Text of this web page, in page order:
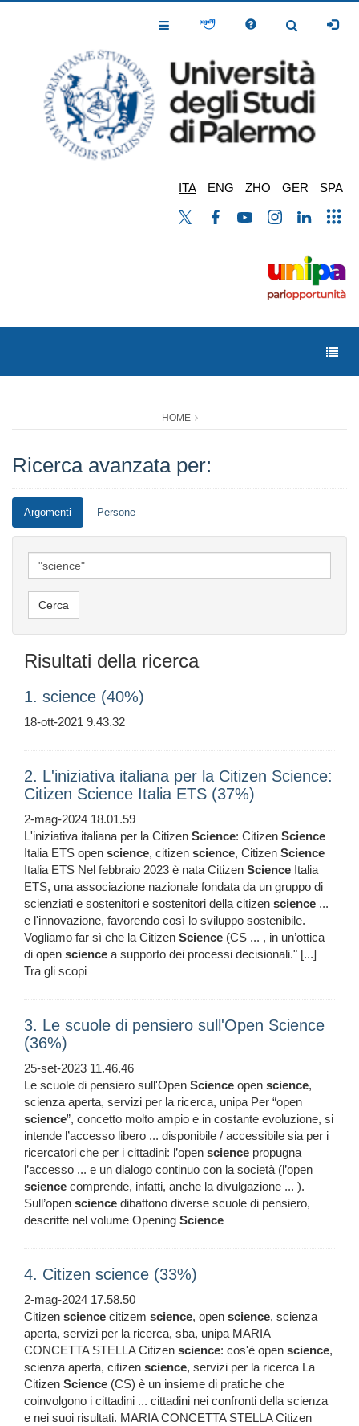
Toggle
Toggle
ITA ENG ZHO GER SPA
HOME
Ricerca avanzata per:
Argomenti Persone
Risultati della ricerca
1. science (40%)
18-ott-2021 9.43.32
2. L'iniziativa italiana per la Citizen Science:
Citizen Science Italia ETS (37%)
2-mag-2024 18.01.59
L'iniziativa italiana per la Citizen Science: Citizen Science
Italia ETS open science, citizen science, Citizen Science
Italia ETS Nel febbraio 2023 è nata Citizen Science Italia
ETS, una associazione nazionale fondata da un gruppo di
scienziati e sostenitori e sostenitori della citizen science ...
e l'innovazione, favorendo così lo sviluppo sostenibile.
Vogliamo far sì che la Citizen Science (CS ... , in un’ottica
di open science a supporto dei processi decisionali." [...]
Tra gli scopi
3. Le scuole di pensiero sull'Open Science
(36%)
25-set-2023 11.46.46
Le scuole di pensiero sull'Open Science open science,
scienza aperta, servizi per la ricerca, unipa Per “open
science”, concetto molto ampio e in costante evoluzione, si
intende l’accesso libero ... disponibile / accessibile sia per i
ricercatori che per i cittadini: l’open science propugna
l’accesso ... e un dialogo continuo con la società (l’open
science comprende, infatti, anche la divulgazione ... ).
Sull’open science dibattono diverse scuole di pensiero,
descritte nel volume Opening Science
4. Citizen science (33%)
2-mag-2024 17.58.50
Citizen science citizem science, open science, scienza
aperta, servizi per la ricerca, sba, unipa MARIA
CONCETTA STELLA Citizen science: cos'è open science,
scienza aperta, citizen science, servizi per la ricerca La
Citizen Science (CS) è un insieme di pratiche che
coinvolgono i cittadini ... cittadini nei confronti della scienza
e nei suoi risultati. MARIA CONCETTA STELLA Citizen